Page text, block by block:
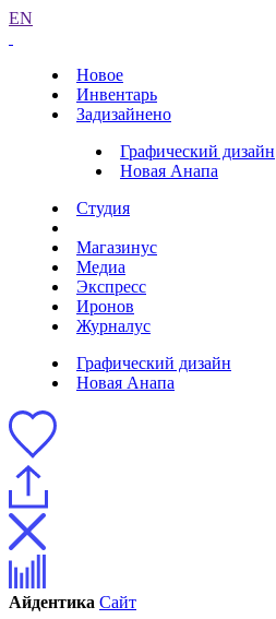
EN
Новое
Инвентарь
Задизайнено
Графический дизайн
Новая Анапа
Студия
Магазинус
Медиа
Экспресс
Иронов
Журналус
Графический дизайн
Новая Анапа
Айдентика Сайт